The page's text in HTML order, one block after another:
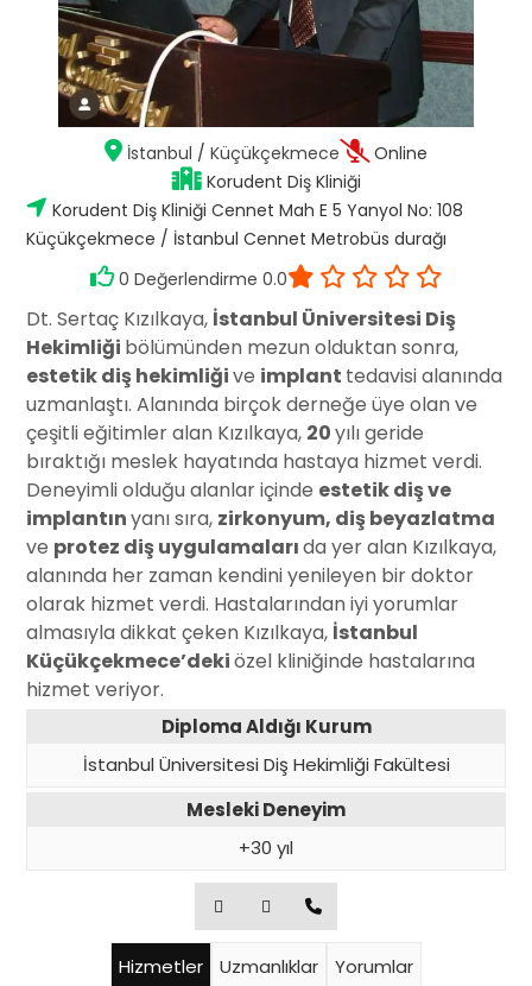
İstanbul / Küçükçekmece
Online
Korudent Diş Kliniği
Korudent Diş Kliniği Cennet Mah E 5 Yanyol No: 108
Küçükçekmece / İstanbul Cennet Metrobüs durağı
0 Değerlendirme 0.0
⁠Dt. Sertaç Kızılkaya, İstanbul Üniversitesi Diş
Hekimliği bölümünden mezun olduktan sonra,
estetik diş hekimliğive implant tedavisi alanında
uzmanlaştı. Alanında birçok derneğe üye olan ve
çeşitli eğitimler alan Kızılkaya, 20yılı geride
bıraktığı meslek hayatında hastaya hizmet verdi.
Deneyimli olduğu alanlar içinde estetik diş ve
implantınyanı sıra, zirkonyum, diş beyazlatma
ve protez diş uygulamalarıda yer alan Kızılkaya,
alanında her zaman kendini yenileyen bir doktor
olarak hizmet verdi. Hastalarından iyi yorumlar
almasıyla dikkat çeken Kızılkaya, İstanbul
Küçükçekmece’dekiözel kliniğinde hastalarına
hizmet veriyor.
Diploma Aldığı Kurum
İstanbul Üniversitesi Diş Hekimliği Fakültesi
Mesleki Deneyim
+30 yıl
Hizmetler Uzmanlıklar Yorumlar